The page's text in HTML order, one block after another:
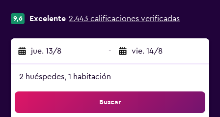
9,6 Excelente 2.443 calificaciones verificadas
jue. 13/8 - vie. 14/8
2 huéspedes, 1 habitación
Buscar